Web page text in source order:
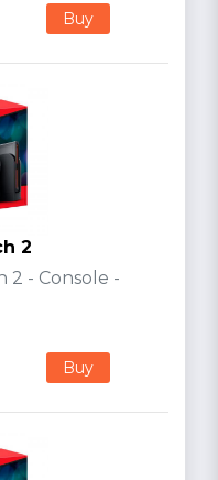
Buy
2
2 - Console -
Buy